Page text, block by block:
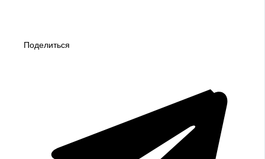
Поделиться